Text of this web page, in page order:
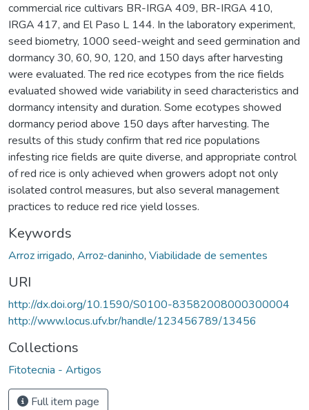
commercial rice cultivars BR-IRGA 409, BR-IRGA 410,
IRGA 417, and El Paso L 144. In the laboratory experiment,
seed biometry, 1000 seed-weight and seed germination and
dormancy 30, 60, 90, 120, and 150 days after harvesting
were evaluated. The red rice ecotypes from the rice fields
evaluated showed wide variability in seed characteristics and
dormancy intensity and duration. Some ecotypes showed
dormancy period above 150 days after harvesting. The
results of this study confirm that red rice populations
infesting rice fields are quite diverse, and appropriate control
of red rice is only achieved when growers adopt not only
isolated control measures, but also several management
practices to reduce red rice yield losses.
Keywords
Arroz irrigado, Arroz-daninho, Viabilidade de sementes
URI
http://dx.doi.org/10.1590/S0100-83582008000300004
http://www.locus.ufv.br/handle/123456789/13456
Collections
Fitotecnia - Artigos
Full item page